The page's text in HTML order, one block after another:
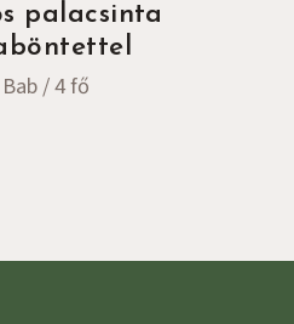
palacsinta
Bab 4 fő